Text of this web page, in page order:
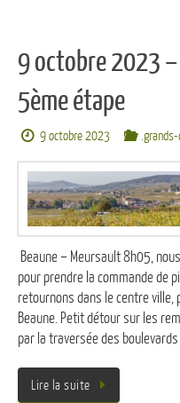
9 octobre 2023 –
5ème étape
9 octobre 2023
Beaune – Meursault 8h05,
pour prendre la commande de
retournons dans le centre ville,
Beaune. Petit détour sur les
par la traversée des
Lire la suite